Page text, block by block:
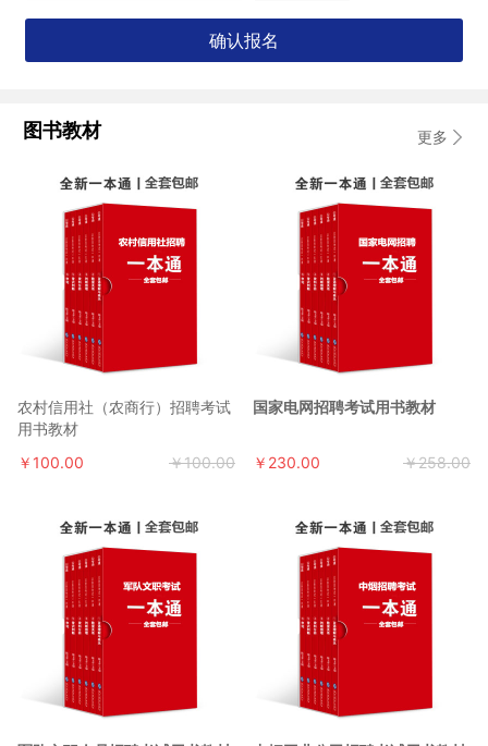
图书教材 更多
农村信用社（农商行）招聘考试
用书教材
￥100.00
￥100.00
国家电网招聘考试用书教材
￥230.00 ￥258.00